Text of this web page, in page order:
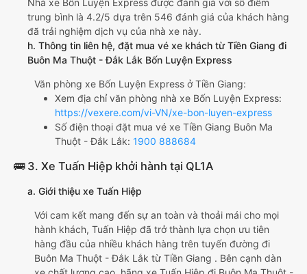
trung bình là 4.2/5 dựa trên 546 đánh giá của khách hàng
đã trải nghiệm dịch vụ của nhà xe này.
h. Thông tin liên hệ, đặt mua vé xe khách từ Tiền Giang đi
Buôn Ma Thuột - Đắk Lắk Bốn Luyện Express
Văn phòng xe Bốn Luyện Express ở Tiền Giang:
Xem địa chỉ văn phòng nhà xe Bốn Luyện Express:
https://vexere.com/vi-VN/xe-bon-luyen-express
Số điện thoại đặt mua vé xe Tiền Giang Buôn Ma
Thuột - Đắk Lắk: 1900 888684
🚌 3. Xe Tuấn Hiệp khởi hành tại QL1A
a. Giới thiệu xe Tuấn Hiệp
Với cam kết mang đến sự an toàn và thoải mái cho mọi
hành khách, Tuấn Hiệp đã trở thành lựa chọn ưu tiên
hàng đầu của nhiều khách hàng trên tuyến đường đi
Buôn Ma Thuột - Đắk Lắk từ Tiền Giang . Bên cạnh dàn